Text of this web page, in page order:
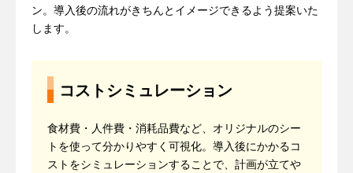
ン。導入後の流れがきちんとイメージできるよう提案いた
します。
コストシミュレーション
食材費・人件費・消耗品費など、オリジナルのシー
トを使って分かりやすく可視化。導入後にかかるコ
ストをシミュレーションすることで、計画が立てや